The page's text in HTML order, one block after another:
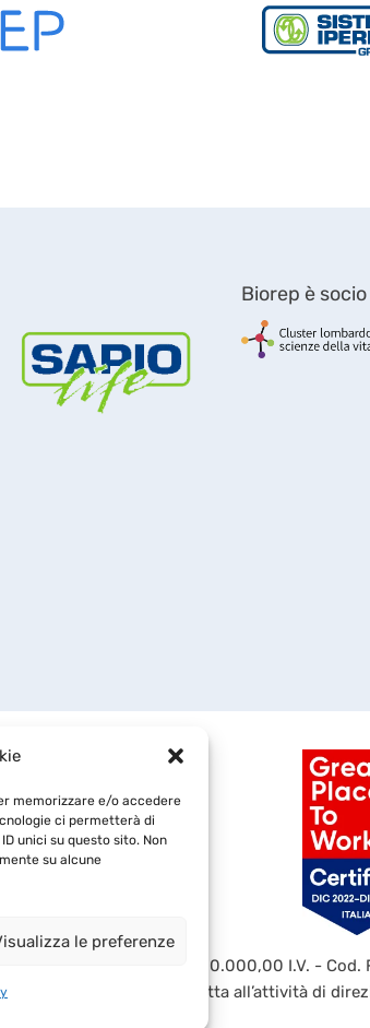
memorizzare e/o accedere
ci permetterà di
unici su questo sito. Non
su alcune
le preferenze
Biorep è
SOC. DELIBERATO € 4.000.000,00 I.V. -
- Società soggetta all’attività di